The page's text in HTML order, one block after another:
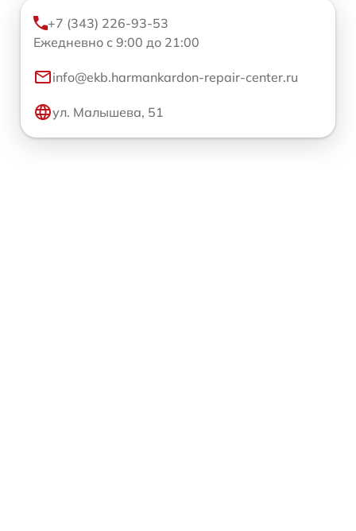
+7 (343) 226-93-53
Ежедневно с 9:00 до 21:00
info@ekb.harmankardon-repair-center.ru
ул. Малышева, 51